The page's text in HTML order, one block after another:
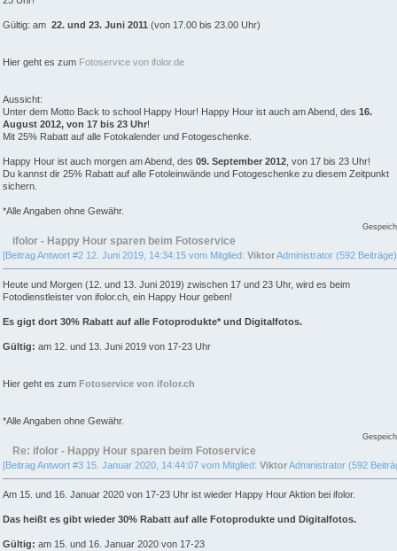
Gültig: am 22. und 23. Juni 2011 (von 17.00 bis 23.00 Uhr)
Hier geht es zum Fotoservice von ifolor.de
Aussicht:
Unter dem Motto Back to school Happy Hour! Happy Hour ist auch am Abend, des 16.
August 2012, von 17 bis 23 Uhr!
Mit 25% Rabatt auf alle Fotokalender und Fotogeschenke.
Happy Hour ist auch morgen am Abend, des 09. September 2012 , von 17 bis 23 Uhr!
Du kannst dir 25% Rabatt auf alle Fotoleinwände und Fotogeschenke zu diesem Zeitpunkt
sichern.
*Alle Angaben ohne Gewähr.
ifolor - Happy Hour sparen beim Fotoservice
[Beitrag Antwort #2 12. Juni 2019, 14:34:15 vom Mitglied: ViktorAdministrator (592
Heute und Morgen (12. und 13. Juni 2019) zwischen 17 und 23 Uhr, wird es beim
Fotodienstleister von ifolor.ch, ein Happy Hour geben!
Es gigt dort 30% Rabatt auf alle Fotoprodukte* und Digitalfotos.
Gültig: am 12. und 13. Juni 2019 von 17-23 Uhr
Hier geht es zum Fotoservice von ifolor.ch
*Alle Angaben ohne Gewähr.
Re: ifolor - Happy Hour sparen beim Fotoservice
[Beitrag Antwort #3 15. Januar 2020, 14:44:07 vom Mitglied: ViktorAdministrator (592
Am 15. und 16. Januar 2020 von 17-23 Uhr ist wieder Happy Hour Aktion bei ifolor.
Das heißt es gibt wieder 30% Rabatt auf alle Fotoprodukte und Digitalfotos.
Gültig: am 15. und 16. Januar 2020 von 17-23